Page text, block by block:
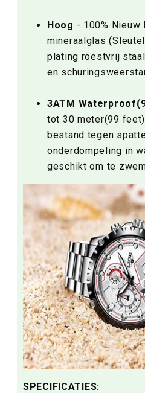
Hoog - 100% Nieuw
mineraalglas
plating roestvrij
en
3ATM
tot 30 meter(99
bestand tegen
onderdompeling in
geschikt om te
SPECIFICATIES: